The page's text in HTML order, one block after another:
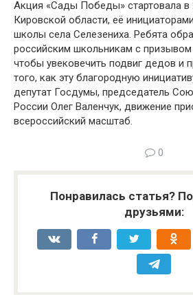
Акция «Сады Победы» стартовала в
Кировской области, её
школы села Селезениха. Ребята
российским школьникам с
чтобы увековечить подвиг дедов и
того, как эту благородную
депутат Госдумы, председатель
России Олег Валенчук, движение
всероссийский масштаб.
0
Понравилась статья?
друзьями: